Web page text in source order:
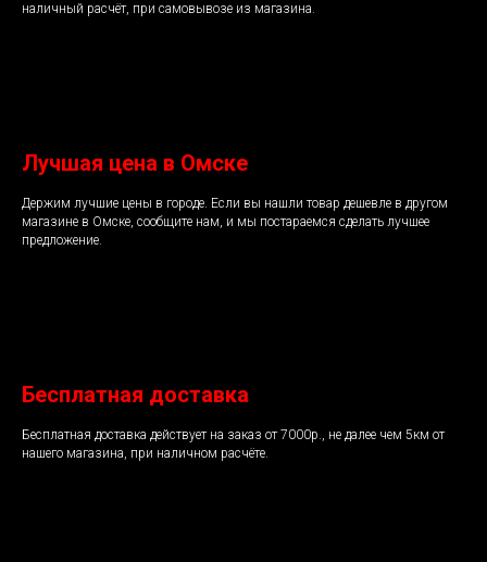
наличный расчёт, при самовывозе из магазина.
Лучшая цена в Омске
Держим лучшие цены в городе. Если вы нашли товар дешевле в другом
магазине в Омске, сообщите нам, и мы постараемся сделать лучшее
предложение.
Бесплатная доставка
Бесплатная доставка действует на заказ от 7000р., не далее чем 5км от
нашего магазина, при наличном расчёте.